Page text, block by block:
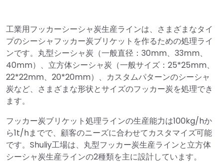
工業用フッカーシーシャ炭生産ラインは、さまざまなタイ
プのシーシャフッカー炭ブリケットを作るための処理ライ
ンです。丸型シーシャ炭（一般直径：30mm、33mm、
40mm）、立方体シーシャ炭（一般サイズ：25*25mm、
22*22mm、20*20mm）、カスタムパターンのシーシャ
炭など、さまざまな形状とサイズのフッカー炭を処理でき
ます。
フッカー炭ブリケット処理ラインの生産能力は100kg/hか
ら1t/hまでで、顧客のニーズに合わせてカスタマイズ可能
です。Shuliy工場は、丸型フッカー炭生産ラインと立方体
シーシャ炭生産ラインの2種類を主に設計しています。